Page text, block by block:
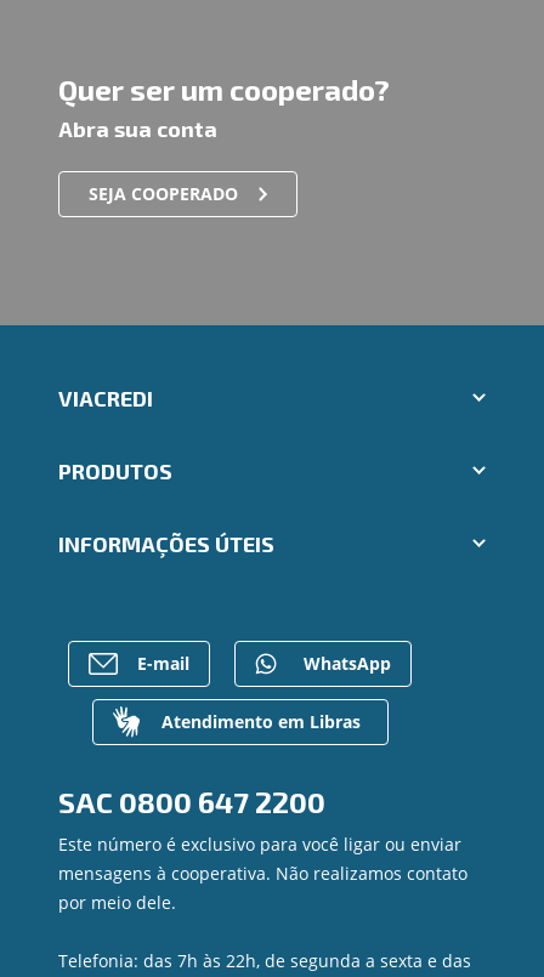
Quer ser um cooperado?
Abra sua conta
SEJA COOPERADO
VIACREDI
Indique um amigo
Trabalhe Conosco
Ailos Educação
Bens à venda
Mapa do site
Gerenciar Cookies
PRODUTOS
Consórcios
Previdência
Para empresas
INFORMAÇÕES ÚTEIS
Caixa Eletrônico
Regularização de dívidas
Valores a Receber
Contato
Ouvidoria
E-mail WhatsApp
Atendimento em Libras
SAC 0800 647 2200
Este número é exclusivo para você ligar ou enviar
mensagens à cooperativa. Não realizamos contato
por meio dele.
Telefonia: das 7h às 22h, de segunda a sexta e das